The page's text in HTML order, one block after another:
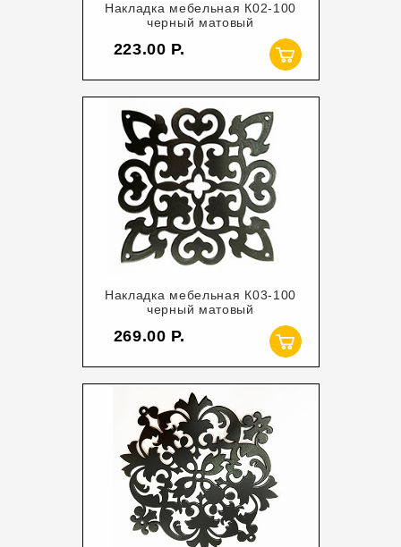
Накладка мебельная К02-100
черный матовый
223.00
Накладка мебельная К03-100
черный матовый
269.00